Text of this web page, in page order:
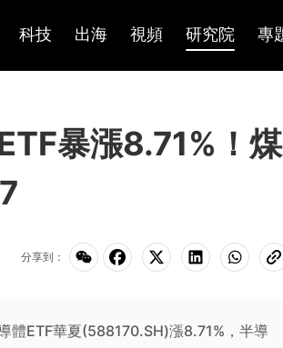
科技 出海 視頻 研究院 專
暴漲8.71%！煤
分享到：
體ETF華夏(588170.SH)漲8.71%，半導